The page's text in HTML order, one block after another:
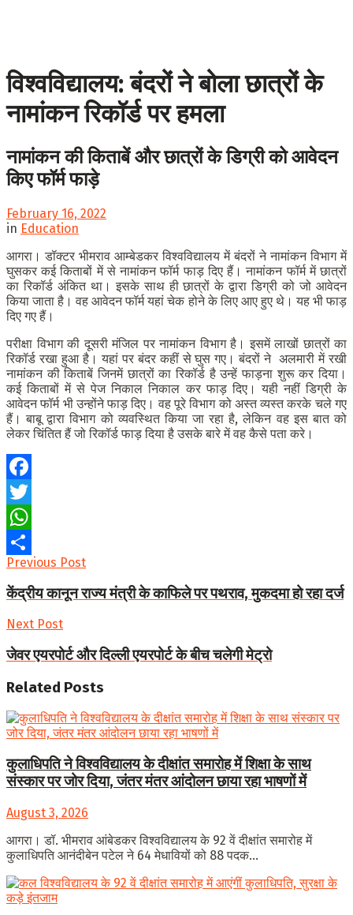
विश्वविद्यालय: बंदरों ने बोला छात्रों के
नामांकन रिकॉर्ड पर हमला
नामांकन की किताबें और छात्रों के डिग्री को आवेदन
किए फॉर्म फाड़े
February 16, 2022
in Education
आगरा। डॉक्टर भीमराव आम्बेडकर विश्वविद्यालय में बंदरों ने नामांकन विभाग में
घुसकर कई किताबों में से नामांकन फॉर्म फाड़ दिए हैं। नामांकन फॉर्म में छात्रों
का रिकॉर्ड अंकित था। इसके साथ ही छात्रों के द्वारा डिग्री को जो आवेदन
किया जाता है। वह आवेदन फॉर्म यहां चेक होने के लिए आए हुए थे। यह भी फाड़
दिए गए हैं।
परीक्षा विभाग की दूसरी मंजिल पर नामांकन विभाग है। इसमें लाखों छात्रों का
रिकॉर्ड रखा हुआ है। यहां पर बंदर कहीं से घुस गए। बंदरों ने अलमारी में रखी
नामांकन की किताबें जिनमें छात्रों का रिकॉर्ड है उन्हें फाड़ना शुरू कर दिया।
कई किताबों में से पेज निकाल निकाल कर फाड़ दिए। यही नहीं डिग्री के
आवेदन फॉर्म भी उन्होंने फाड़ दिए। वह पूरे विभाग को अस्त व्यस्त करके चले गए
हैं। बाबू द्वारा विभाग को व्यवस्थित किया जा रहा है, लेकिन वह इस बात को
लेकर चिंतित हैं जो रिकॉर्ड फाड़ दिया है उसके बारे में वह कैसे पता करे।
Facebook
Twitter
WhatsApp
Share
Previous Post
केंद्रीय कानून राज्य मंत्री के काफिले पर पथराव, मुकदमा हो रहा दर्ज
Next Post
जेवर एयरपोर्ट और दिल्ली एयरपोर्ट के बीच चलेगी मेट्रो
Related Posts
कुलाधिपति ने विश्वविद्यालय के दीक्षांत समारोह में शिक्षा के साथ
संस्कार पर जोर दिया, जंतर मंतर आंदोलन छाया रहा भाषणों में
August 3, 2026
आगरा। डॉ. भीमराव आंबेडकर विश्वविद्यालय के 92 वें दीक्षांत समारोह में
कुलाधिपति आनंदीबेन पटेल ने 64 मेधावियों को 88 पदक...